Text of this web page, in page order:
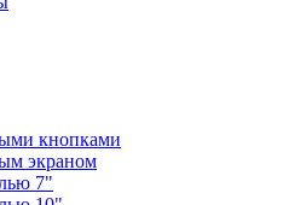
кнопками
экраном
7"